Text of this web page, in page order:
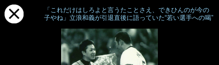
「これだけはしろよと言うたことさえ、できひんのが今の
子やね」立浪和義が引退直後に語っていた“若い選手への喝”